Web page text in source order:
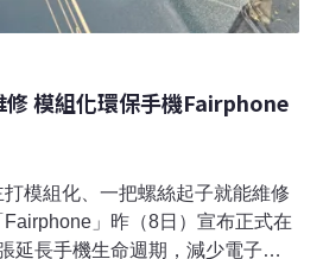
修 模組化環保手機Fairphone
模組化、一把螺絲起子就能維修
」昨（8日）宣布正式在
延長手機生命週期，減少電子廢